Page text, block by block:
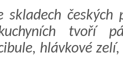
skladech českých
tvoří
hlávkové